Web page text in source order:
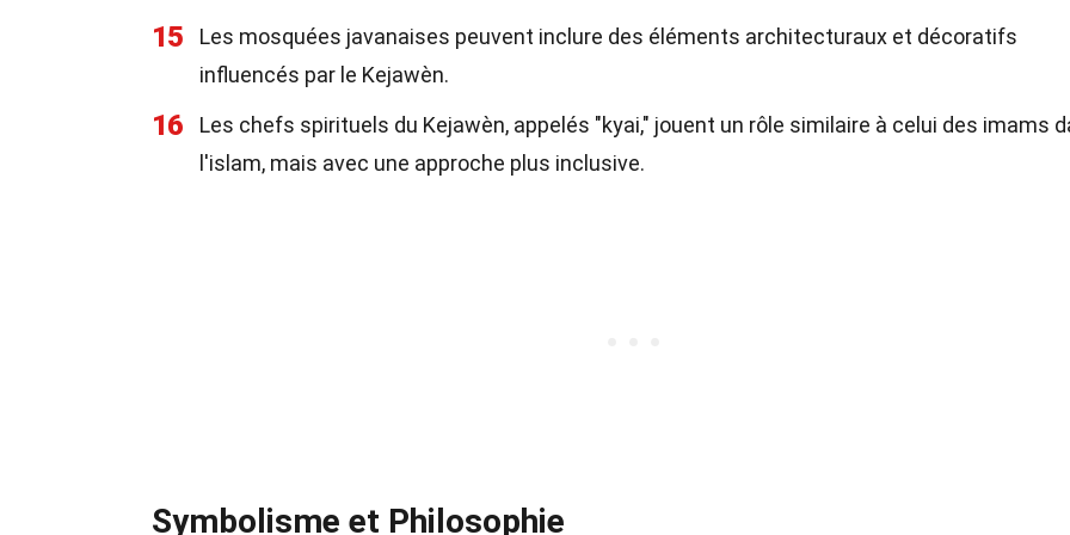
15
Les mosquées javanaises peuvent inclure des éléments architecturaux et décoratifs
influencés par le Kejawèn.
16
Les chefs spirituels du Kejawèn, appelés "kyai," jouent un rôle similaire à celui des imams
l'islam, mais avec une approche plus inclusive.
Symbolisme et Philosophie